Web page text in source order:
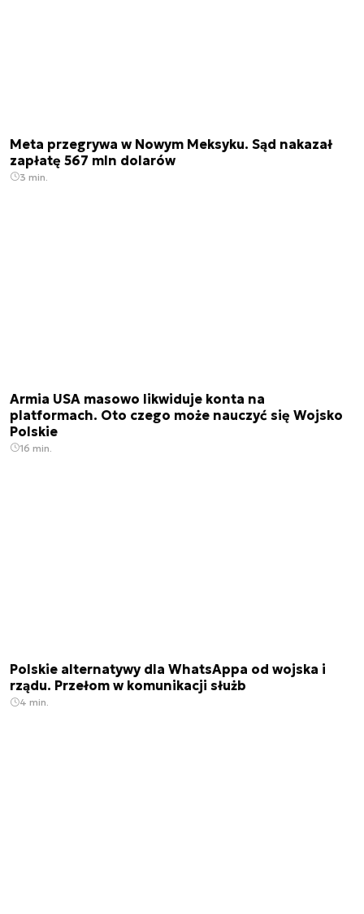
Meta przegrywa w Nowym Meksyku. Sąd nakazał
zapłatę 567 mln dolarów
3 min.
Armia USA masowo likwiduje konta na
platformach. Oto czego może nauczyć się Wojsko
Polskie
16 min.
Polskie alternatywy dla WhatsAppa od wojska i
rządu. Przełom w komunikacji służb
4 min.